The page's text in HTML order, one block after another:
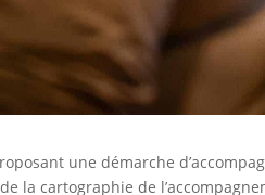
une démarche
la cartographie de